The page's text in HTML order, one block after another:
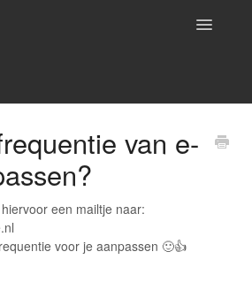
Toggle
Account
Algemeen
van e-
een mailtje naar:
voor je aanpassen 🙂👍